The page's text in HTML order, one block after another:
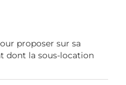
proposer sur sa
dont la sous-location